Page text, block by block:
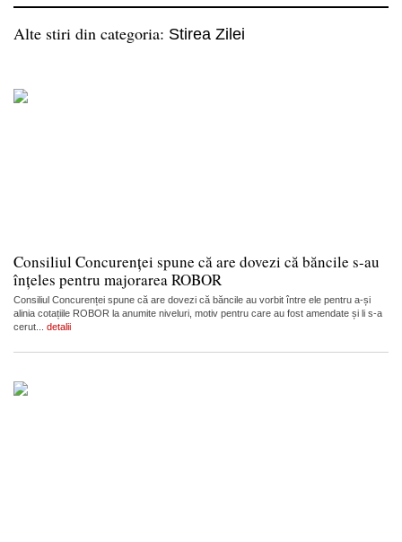
Alte stiri din categoria: Stirea Zilei
Consiliul Concurenței spune că are dovezi că băncile s-au
înțeles pentru majorarea ROBOR
Consiliul Concurenței spune că are dovezi că băncile au vorbit între ele pentru a-și
alinia cotațiile ROBOR la anumite niveluri, motiv pentru care au fost amendate și li s-a
cerut... detalii